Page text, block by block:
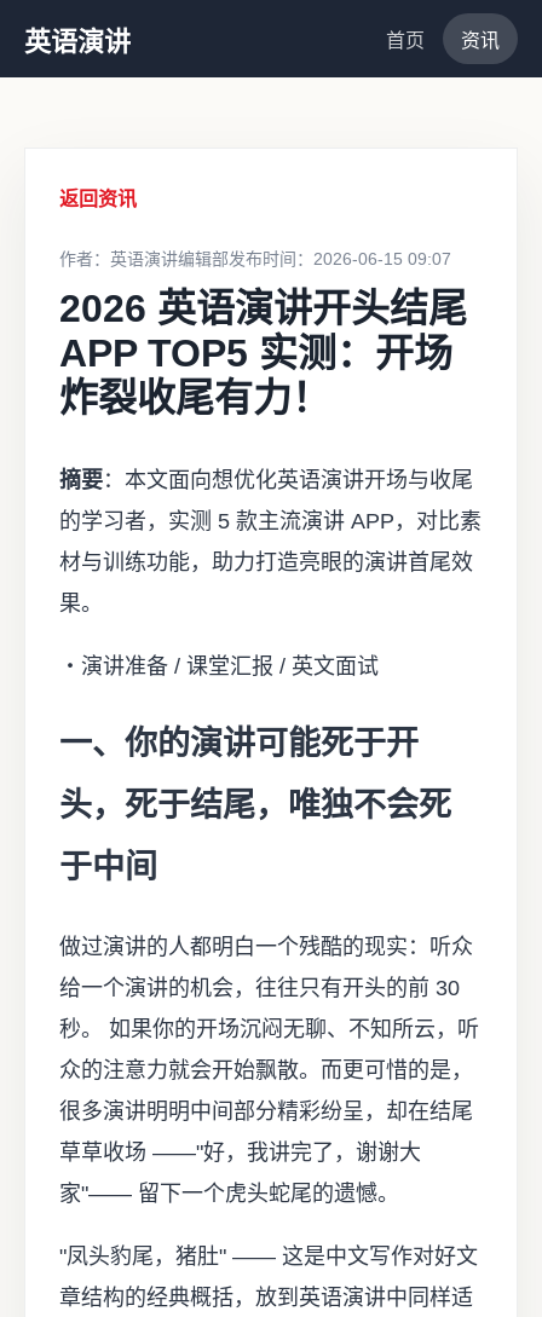
英语演讲 首页 资讯
返回资讯
作者：英语演讲编辑部发布时间：2026-06-15 09:07
2026 英语演讲开头结尾
APP TOP5 实测：开场
炸裂收尾有力！
摘要：本文面向想优化英语演讲开场与收尾
的学习者，实测 5 款主流演讲 APP，对比素
材与训练功能，助力打造亮眼的演讲首尾效
果。
・演讲准备 / 课堂汇报 / 英文面试
一、你的演讲可能死于开
头，死于结尾，唯独不会死
于中间
做过演讲的人都明白一个残酷的现实：听众
给一个演讲的机会，往往只有开头的前 30
秒。 如果你的开场沉闷无聊、不知所云，听
众的注意力就会开始飘散。而更可惜的是，
很多演讲明明中间部分精彩纷呈，却在结尾
草草收场 ——"好，我讲完了，谢谢大
家"—— 留下一个虎头蛇尾的遗憾。
"凤头豹尾，猪肚" —— 这是中文写作对好文
章结构的经典概括，放到英语演讲中同样适